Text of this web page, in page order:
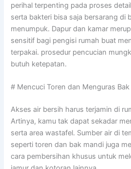
perihal terpenting pada proses
serta bakteri bisa saja bersarang di
menumpuk. Dapur dan kamar
sensitif bagi pengisi rumah buat
terpakai. prosedur pencucian
butuh ketepatan.
# Mencuci Toren dan Menguras
Akses air bersih harus terjamin di
Artinya, kamu tak dapat sekadar
serta area wastafel. Sumber air di
seperti toren dan bak mandi juga
cara pembersihan khusus untuk